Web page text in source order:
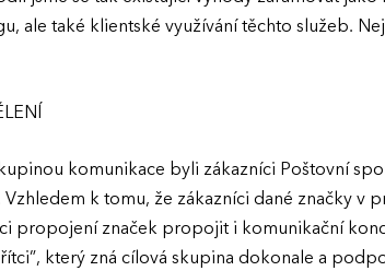
ale také klientské využívání těchto služeb.
komunikace byli zákazníci Poštovní
k tomu, že zákazníci dané značky v
propojení značek propojit i komunikační
který zná cílová skupina dokonale a